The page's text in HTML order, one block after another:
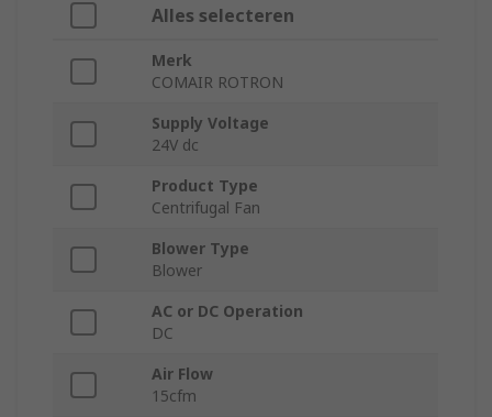
Alles selecteren
Merk
COMAIR ROTRON
Supply Voltage
24V dc
Product Type
Centrifugal Fan
Blower Type
Blower
AC or DC Operation
DC
Air Flow
15cfm